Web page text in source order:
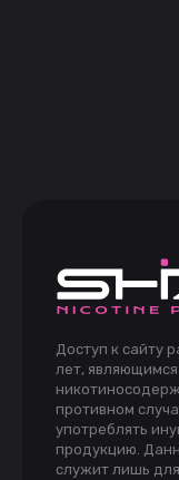
Доступ к сайту
лет,
противном
употреблять
продукцию.
служит лишь